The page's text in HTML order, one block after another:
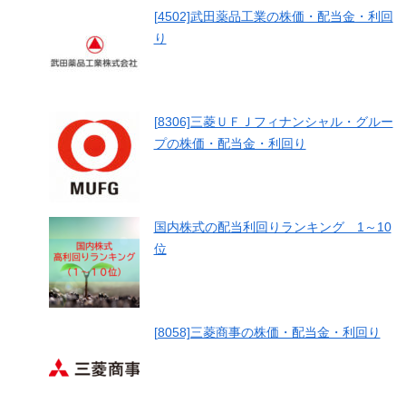
[4502]武田薬品工業の株価・配当金・利回
り
[8306]三菱ＵＦＪフィナンシャル・グルー
プの株価・配当金・利回り
国内株式の配当利回りランキング 1～10
位
[8058]三菱商事の株価・配当金・利回り